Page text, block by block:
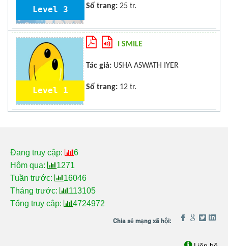
Level 3 Số trang: 25 tr.
Level 1
I SMILE
Tác giả: USHA ASWATH IYER
Số trang: 12 tr.
Đang truy cập:
6
Hôm qua:
1271
Tuần trước:
16046
Tháng trước:
113105
Tổng truy cập:
4724972